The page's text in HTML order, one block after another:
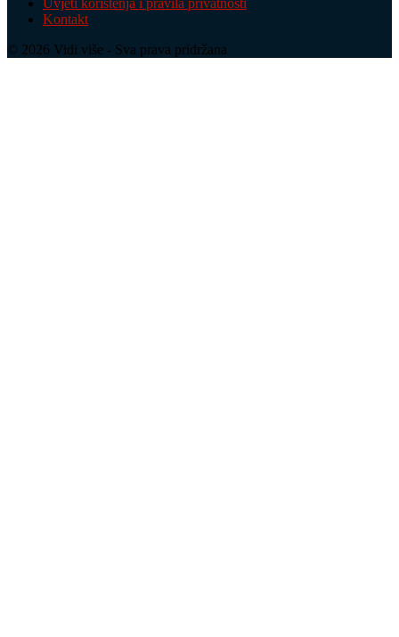
Uvjeti korištenja i pravila privatnosti
Kontakt
© 2026 Vidi više - Sva prava pridržana